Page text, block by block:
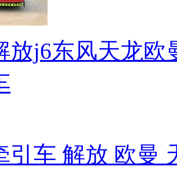
放j6东风天龙欧
引车 解放 欧曼